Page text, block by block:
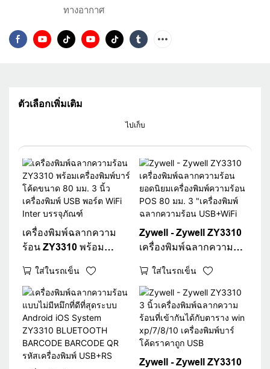
ทางอากาศ
ตัวเลือกเพิ่มเติม
ไปเก็บ
เครื่องพิมพ์ฉลากความ
ร้อน ZY3310 พร้อม
80 มม. 3 นิ้วเครื่องพิมพ์
USB พอร์ต WiFi Inter
บรรจุภัณฑ์
ใส่ในรถเข็น
Zywell - Zywell ZY3310
เครื่องพิมพ์ฉลากความ
ความร้อน POS 80 มม. 3
"เครื่องพิมพ์ฉลากความ
ร้อน USB+WiFi
ใส่ในรถเข็น
Zywell - Zywell ZY3310